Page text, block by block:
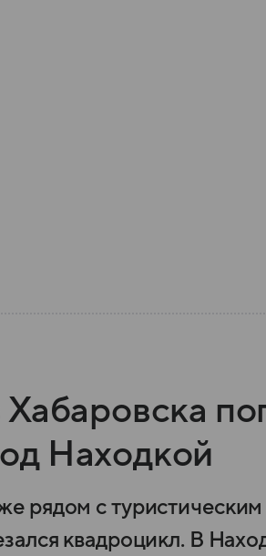
Находкой
рядом с
квадроцикл. В